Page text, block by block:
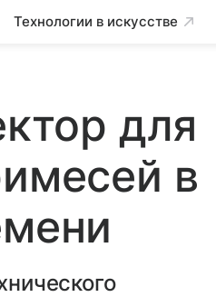
Технологии в искусстве
для
в